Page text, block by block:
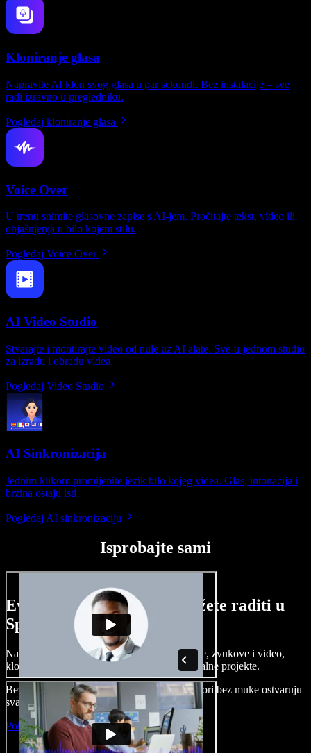
Kloniranje glasa
Napravite AI klon svog glasa u par sekundi. Bez instalacije – sve
radi izravno u pregledniku.
Pogledaj kloniranje glasa
Voice Over
U trenu snimite glasovne zapise s AI-jem. Pročitajte tekst, video ili
objašnjenja u bilo kojem stilu.
Pogledaj Voice Over
AI Video Studio
Stvarajte i montirajte video od nule uz AI alate. Sve-u-jednom studio
za izradu i obradu videa.
Pogledaj Video Studio
AI Sinkronizacija
Jednim klikom promijenite jezik bilo kojeg videa. Glas, intonacija i
brzina ostaju isti.
Pogledaj AI sinkronizaciju
Isprobajte sami
Evo malog pregleda što možete raditi u
Speechify Studiju.
Napravite voice overe, dodajte besplatne slike, zvukove i video,
klonirajte svoj glas i složite sjajne audio-vizualne projekte.
Bez učenja i sve dostupno u pregledniku, autori bez muke ostvaruju
svaku kreativnu ideju.
Pokreni Studio